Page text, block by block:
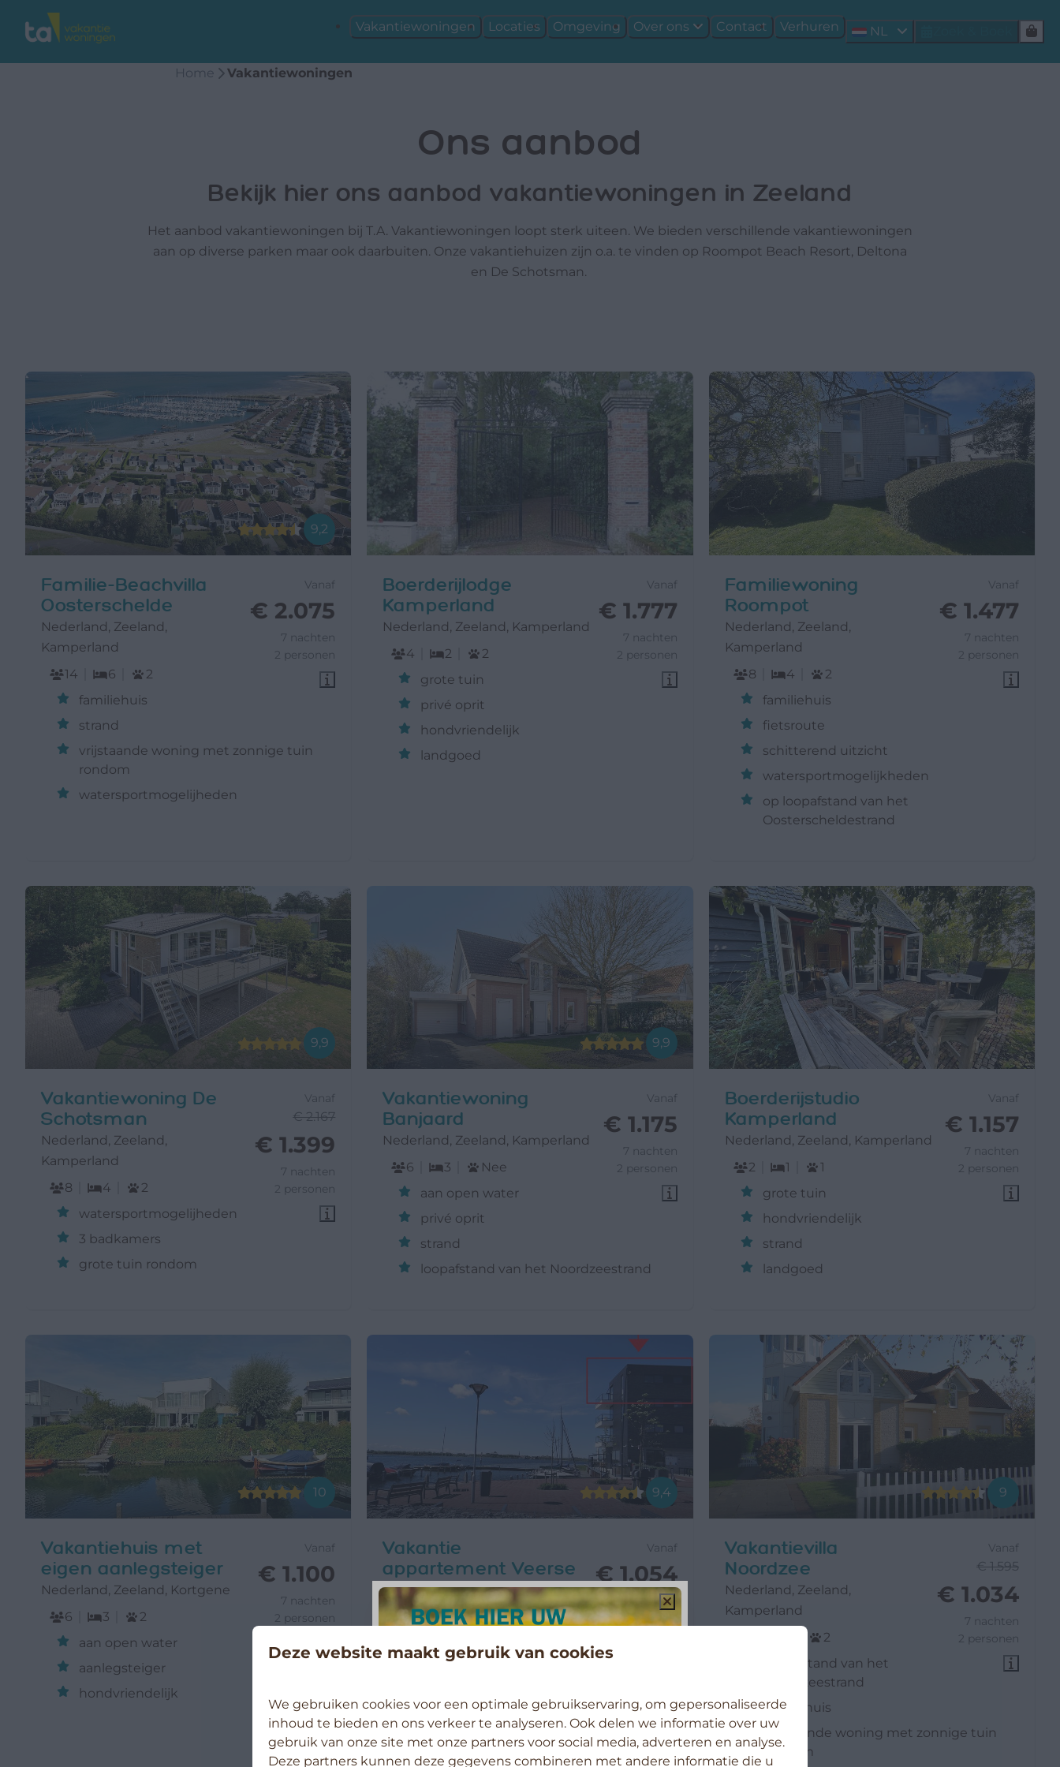
Vakantiewoningen Locaties Omgeving Over ons Contact Verhuren NL
Home Vakantiewoningen
Ons aanbod
Bekijk hier ons aanbod vakantiewoningen in Zeeland
Het aanbod vakantiewoningen bij T.A. Vakantiewoningen loopt sterk uiteen. We bieden verschillende vakantiewoningen
aan op diverse parken maar ook daarbuiten. Onze vakantiehuizen zijn o.a. te vinden op Roompot Beach Resort, Deltona
en De Schotsman.
9,2
Vanaf
€ 2.075
7 nachten
2 personen
Familie-Beachvilla
Oosterschelde
Nederland, Zeeland,
Kamperland
14
6
2
familiehuis
strand
vrijstaande woning met zonnige tuin
rondom
watersportmogelijheden
Vanaf
€ 1.777
7 nachten
2 personen
Boerderijlodge
Kamperland
Nederland, Zeeland, Kamperland
4
2
2
grote tuin
privé oprit
hondvriendelijk
landgoed
Vanaf
€ 1.477
7 nachten
2 personen
Familiewoning
Roompot
Nederland, Zeeland,
Kamperland
8
4
2
familiehuis
fietsroute
schitterend uitzicht
watersportmogelijkheden
op loopafstand van het
Oosterscheldestrand
9,9
Vanaf
€ 2.167
€ 1.399
7 nachten
2 personen
Vakantiewoning De
Schotsman
Nederland, Zeeland,
Kamperland
8
4
2
watersportmogelijheden
3 badkamers
grote tuin rondom
9,9
Vanaf
€ 1.175
7 nachten
2 personen
Vakantiewoning
Banjaard
Nederland, Zeeland, Kamperland
6
3
Nee
aan open water
privé oprit
strand
loopafstand van het Noordzeestrand
Vanaf
€ 1.157
7 nachten
2 personen
Boerderijstudio
Kamperland
Nederland, Zeeland, Kamperland
2
1
1
grote tuin
hondvriendelijk
strand
landgoed
10
Vanaf
€ 1.100
7 nachten
2 personen
Vakantiehuis met
eigen aanlegsteiger
Nederland, Zeeland, Kortgene
6
3
2
aan open water
aanlegsteiger
hondvriendelijk
9,4
Vanaf
€ 1.054
7 nachten
2 personen
Vakantie
appartement Veerse
Muze
Nederland, Zeeland,
Kamperland
4
2
Ja
schitterend uitzicht
watersportmogelijheden
lift
9
Vanaf
€ 1.595
€ 1.034
7 nachten
2 personen
Vakantievilla
Noordzee
Nederland, Zeeland,
Kamperland
2
loopafstand van het
Noordzeestrand
familiehuis
vrijstaande woning met zonnige tuin
rondom
Deze website maakt gebruik van cookies
We gebruiken cookies voor een optimale gebruikservaring, om gepersonaliseerde
inhoud te bieden en ons verkeer te analyseren. Ook delen we informatie over uw
gebruik van onze site met onze partners voor social media, adverteren en analyse.
Deze partners kunnen deze gegevens combineren met andere informatie die u